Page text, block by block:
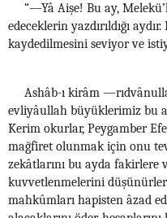
“—Yâ Aişe! Bu ay,
edeceklerin yazdırıldığı
kaydedilmesini seviyor ve
Ashâb-ı kirâm
evliyâullah büyüklerimiz bu
Kerim okurlar, Peygamber
mağfiret olunmak için onu
zekâtlarını bu ayda
kuvvetlenmelerini
mahkûmları hapisten âzad